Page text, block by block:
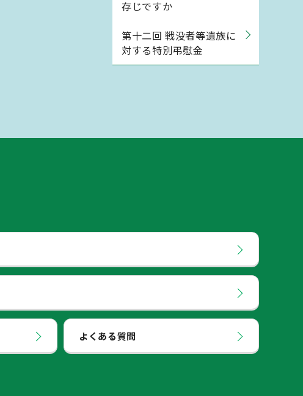
存じですか
第十二回 戦没者等遺族に
対する特別弔慰金
よくある質問